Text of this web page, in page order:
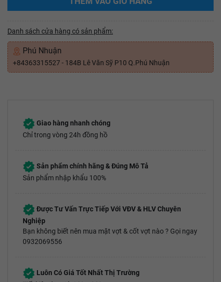
Danh sách cửa hàng có sản phẩm:
Phú Nhuận
+84363315527 - 184B Lê Văn Sỹ P10 Q.Phú Nhuận
Giao hàng nhanh chóng
Chỉ trong vòng 24h đồng hồ
Sản phẩm chính hãng & Đúng Mô Tả
Sản phẩm nhập khẩu 100%
Được Tư Vấn Trực Tiếp Với VĐV & HLV Chuyên
Nghiệp
Bạn không biết nên mua mặt vợt & cốt vợt nào ? Gọi ngay
0932069556
Luôn Có Giá Tốt Nhất Thị Trường